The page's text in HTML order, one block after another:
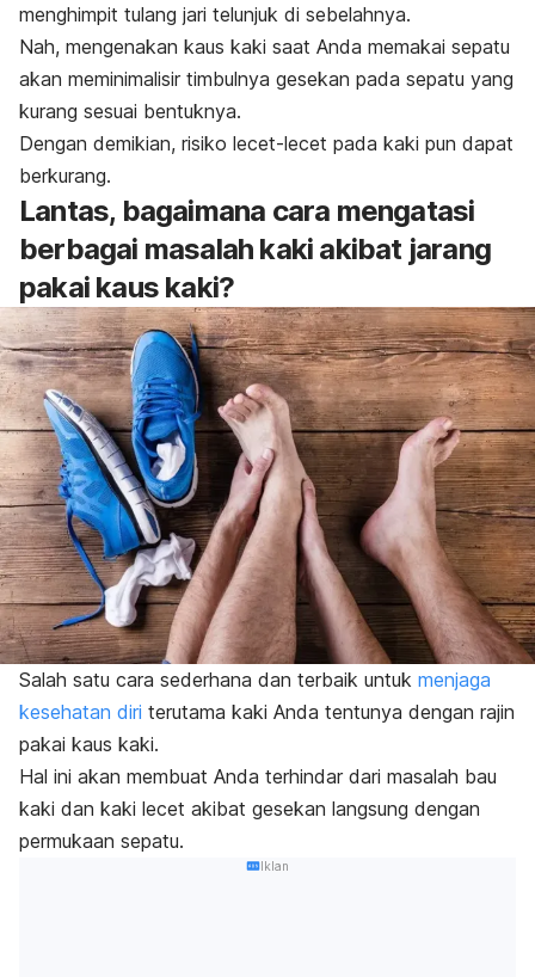
menghimpit tulang jari telunjuk di sebelahnya.
Nah, mengenakan kaus kaki saat Anda memakai sepatu
akan meminimalisir timbulnya gesekan pada sepatu yang
kurang sesuai bentuknya.
Dengan demikian, risiko lecet-lecet pada kaki pun dapat
berkurang.
Lantas, bagaimana cara mengatasi
berbagai masalah kaki akibat jarang
pakai kaus kaki?
Salah satu cara sederhana dan terbaik untuk menjaga
kesehatan diri terutama kaki Anda tentunya dengan rajin
pakai kaus kaki.
Hal ini akan membuat Anda terhindar dari masalah bau
kaki dan kaki lecet akibat gesekan langsung dengan
permukaan sepatu.
Iklan